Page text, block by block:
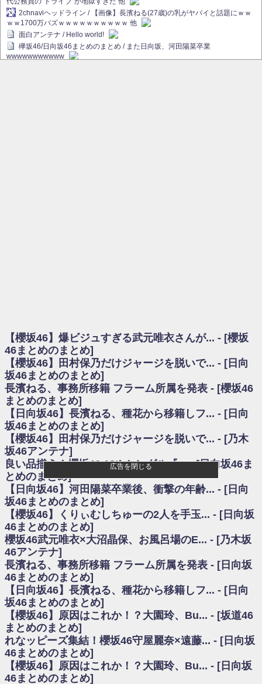
2chnaviヘッドライン / 【画像】長濱ねる(27歳)の乳がヤバイと話題にｗｗ
ｗｗ1700万バズｗｗｗｗｗｗｗｗｗｗ 他
面白アンテナ / Hello world!
欅坂46/日向坂46まとめのまとめ / また日向坂、河田陽菜卒業
wwwwwwwwwww
日向坂46まとめのまとめ / 【日向坂46】富田鈴花1st写真集、発売記念記者
会見の模様がこちら！
乃木坂欅坂まとめのまとめ / 【日向坂46】河田陽菜卒業の影響、ガチでデ
カそう...
欅坂あんてな ～欅坂46のニュース・情報・話題をピックアップ / れなッ
ピーズ集結！櫻坂46守屋麗奈×遠藤理子、8/6「ラヴィット！」水曜スタジオ出
演決定
欅坂/日向坂46まとめのまとめ / 【櫻坂46】田村保乃だけジャージを脱いで
いた理由
日向坂46まとめのまとめ / 【日向坂46】若林さん「笑えないぐらい師匠だ
から」佐々木久美と卒業後初の共演の様子がこちら！【激レアさん】
日向坂46まとめのまとめ / 【元日向坂46】情報解禁前で言えない！？丹生
ちゃん、メンバーと会った模様
乃木坂欅坂まとめのまとめ / 【日向坂46】この月、何かあるのか！？『お
願いバッハ！』ミーグリ日程がこちら
欅坂/日向坂46まとめのまとめ / 【櫻坂46】ミーグリで喧嘩！？山下瞳月、
これはマジギレしてる
乃木坂46アンテナ / 【櫻坂46】ハリソン守屋「ゆーづのせいです」【ラヴ
ィット!】
乃木坂あんてな ～乃木坂46・欅坂46・日向坂46のニュース・情報・話題
をピックアップ / 良い品揃え！櫻坂46 12thシングル『Make or Break』オフィ
シャルグッズ絶賛販売受付中
日向坂46まとめのまとめ / 【日向坂46】この月、何かあるのか！？『お願
いバッハ！』ミーグリ日程がこちら
日向坂46まとめのまとめ / 【元日向坂46】この卒業生、めちゃくちゃテレ
ビで見かけるな
欅坂/日向坂46まとめのまとめ / 【櫻坂46】リアルミーグリであの販売も！
『Make or Break』オフィシャルグッズ解禁
乃木坂46アンテナ / 【櫻坂46】ミーグリで喧嘩！？山下瞳月、これはマジ
ギレしてる
乃木坂あんてな ～乃木坂46・欅坂46・日向坂46のニュース・情報・話題
をピックアップ / れなッピーズ集結！櫻坂46守屋麗奈×遠藤理子、8/6「ラヴィ
ット！」水曜スタジオ出演決定
【櫻坂46】爆ビジュすぎる武元唯衣さんが... - [櫻坂
46まとめのまとめ]
【櫻坂46】田村保乃だけジャージを脱いで... - [日向
坂46まとめのまとめ]
長濱ねる、事務所移籍 フラーム所属を発表 - [櫻坂46
まとめのまとめ]
【日向坂46】長濱ねる、種花から移籍しフ... - [日向
坂46まとめのまとめ]
【櫻坂46】田村保乃だけジャージを脱いで... - [乃木
坂46アンテナ]
良い品揃え！櫻坂46 12thシングル『... - [日向坂46ま
とめのまとめ]
【日向坂46】河田陽菜卒業後、衝撃の年齢... - [日向
坂46まとめのまとめ]
【櫻坂46】くりぃむしちゅーの2人を手玉... - [日向坂
46まとめのまとめ]
櫻坂46武元唯衣×大沼晶保、お風呂場のE... - [乃木坂
46アンテナ]
長濱ねる、事務所移籍 フラーム所属を発表 - [日向坂
46まとめのまとめ]
【日向坂46】長濱ねる、種花から移籍しフ... - [日向
坂46まとめのまとめ]
【櫻坂46】原因はこれか！？大園玲、Bu... - [坂道46
まとめのまとめ]
れなッピーズ集結！櫻坂46守屋麗奈×遠藤... - [日向坂
46まとめのまとめ]
【櫻坂46】原因はこれか！？大園玲、Bu... - [日向坂
46まとめのまとめ]
広告を閉じる